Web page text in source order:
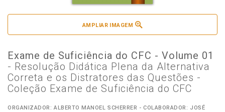
AMPLIAR IMAGEM
Exame de Suficiência do CFC - Volume 01
- Resolução Didática Plena da Alternativa
Correta e os Distratores das Questões -
Coleção Exame de Suficiência do CFC
ORGANIZADOR: ALBERTO MANOEL SCHERRER - COLABORADOR: JOSÉ